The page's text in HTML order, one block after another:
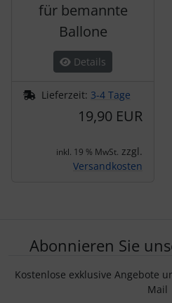
für bemannte
Ballone
Details
Lieferzeit: 3-4 Tage
19,90 EUR
inkl. 19 % MwSt. zzgl.
Versandkosten
Abonnieren Sie
Kostenlose exklusive Angebote
Mail